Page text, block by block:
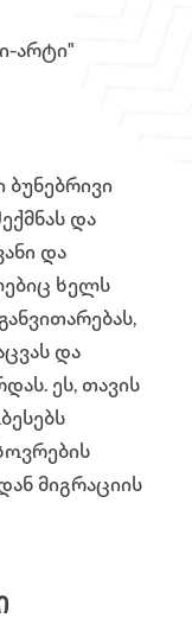
არტი"
ბუნებრივი
და
და
ხელს
და
ეს, თავის
მიგრაციის